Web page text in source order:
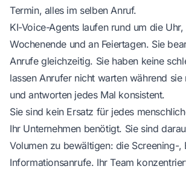
Termin, alles im selben Anruf.
KI-Voice-Agents laufen rund um die
Wochenende und an Feiertagen. Sie
Anrufe gleichzeitig. Sie haben keine
lassen Anrufer nicht warten während sie
und antworten jedes Mal konsistent.
Sie sind kein Ersatz für jedes
Ihr Unternehmen benötigt. Sie sind
Volumen zu bewältigen: die Screening-,
Informationsanrufe. Ihr Team